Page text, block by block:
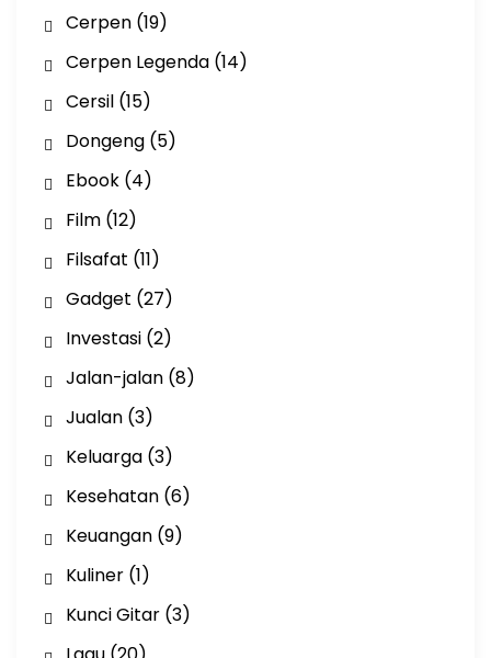
Cerpen(19)
Cerpen Legenda(14)
Cersil(15)
Dongeng(5)
Ebook(4)
Film(12)
Filsafat (11)
Gadget (27)
Investasi(2)
Jalan-jalan(8)
Jualan(3)
Keluarga(3)
Kesehatan(6)
Keuangan(9)
Kuliner(1)
Kunci Gitar(3)